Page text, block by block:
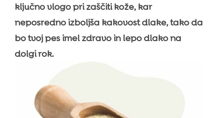
ključno vlogo pri zaščiti kože, kar
neposredno izboljša kakovost dlake, tako da
bo tvoj pes imel zdravo in lepo dlako na
dolgi rok.